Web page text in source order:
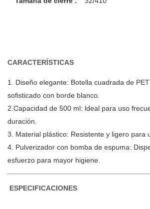
CARACTERÍSTICAS
1. Diseño elegante: Botella cuadrada de
sofisticado con borde blanco.
2.Capacidad de 500 ml: ldeal para uso
duración.
3. Material plástico: Resistente y ligero para
4. Pulverizador con bomba de espuma:
esfuerzo para mayor higiene.
ESPECIFICACIONES